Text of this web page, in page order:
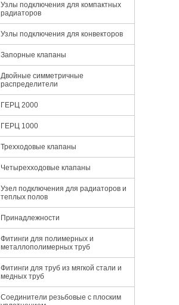
Узлы подключения для компактных
радиаторов
Узлы подключения для конвекторов
Запорные клапаны
Двойные симметричные
распределители
ГЕРЦ 2000
ГЕРЦ 1000
Трехходовые клапаны
Четырехходовые клапаны
Узел подключения для радиаторов и
теплых полов
Принадлежности
Фитинги для полимерных и
металлополимерных труб
Фитинги для труб из мягкой стали и
медных труб
Соединители резьбовые с плоским